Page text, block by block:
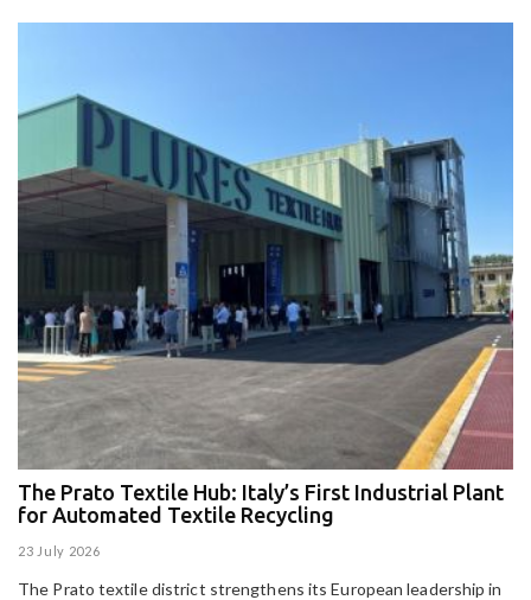
The Prato Textile Hub: Italy’s First Industrial Plant
for Automated Textile Recycling
23 July 2026
The Prato textile district strengthens its European leadership in